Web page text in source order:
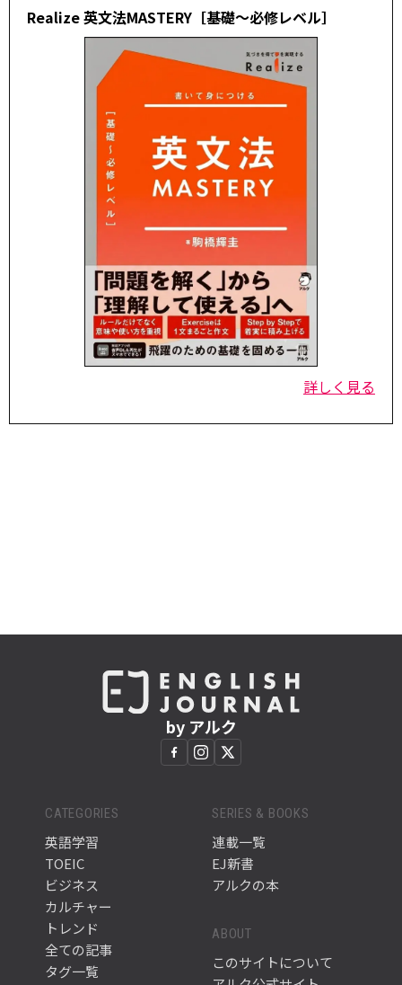
Realize 英文法MASTERY［基礎～必修レベル］
詳しく見る
by アルク
CATEGORIES
英語学習
TOEIC
ビジネス
カルチャー
トレンド
全ての記事
タグ一覧
SERIES & BOOKS
連載一覧
EJ新書
アルクの本
ABOUT
このサイトについて